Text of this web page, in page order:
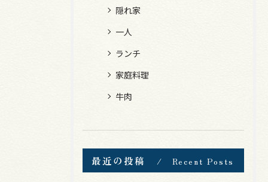
隠れ家
一人
ランチ
家庭料理
牛肉
最近の投稿 Recent Posts